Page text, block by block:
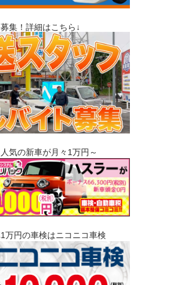
集！詳細はこちら↓
気の新車が月々1万円～
万円の車検はニコニコ車検